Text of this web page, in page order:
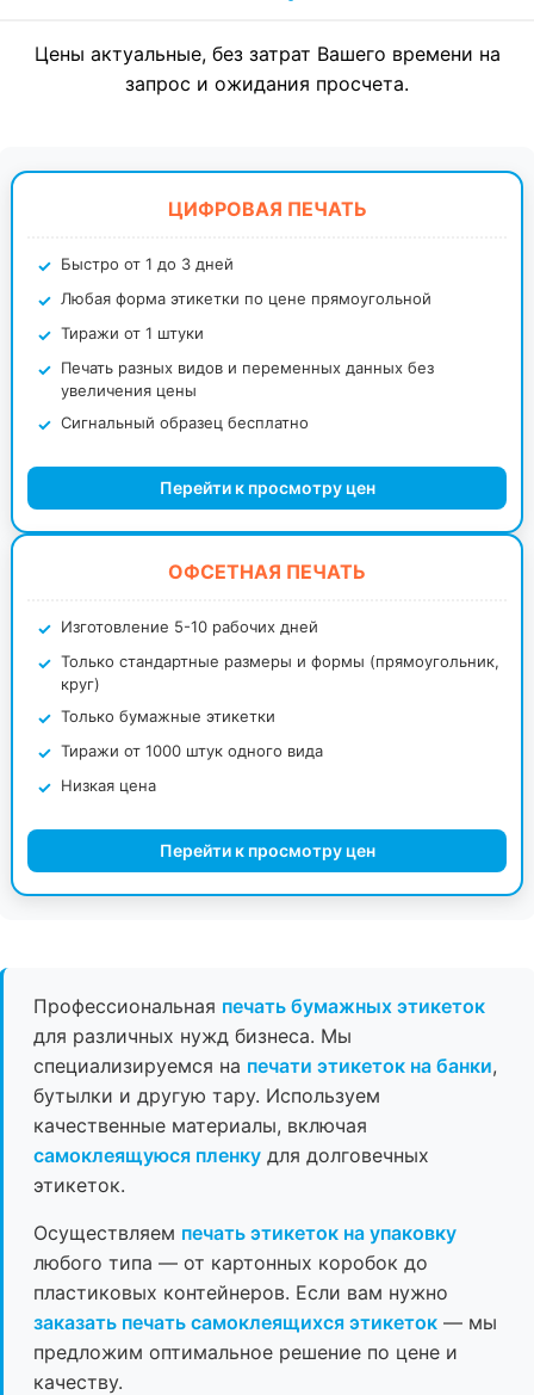
Цены актуальные, без затрат Вашего времени на
запрос и ожидания просчета.
ЦИФРОВАЯ ПЕЧАТЬ
Быстро от 1 до 3 дней
Любая форма этикетки по цене прямоугольной
Тиражи от 1 штуки
Печать разных видов и переменных данных без
увеличения цены
Сигнальный образец бесплатно
Перейти к просмотру цен
ОФСЕТНАЯ ПЕЧАТЬ
Изготовление 5-10 рабочих дней
Только стандартные размеры и формы (прямоугольник,
круг)
Только бумажные этикетки
Тиражи от 1000 штук одного вида
Низкая цена
Перейти к просмотру цен
Профессиональная печать бумажных этикеток
для различных нужд бизнеса. Мы
специализируемся на печати этикеток на банки,
бутылки и другую тару. Используем
качественные материалы, включая
самоклеящуюся пленку для долговечных
этикеток.
Осуществляем печать этикеток на упаковку
любого типа — от картонных коробок до
пластиковых контейнеров. Если вам нужно
заказать печать самоклеящихся этикеток — мы
предложим оптимальное решение по цене и
качеству.